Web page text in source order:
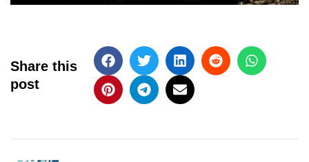
Share this
post